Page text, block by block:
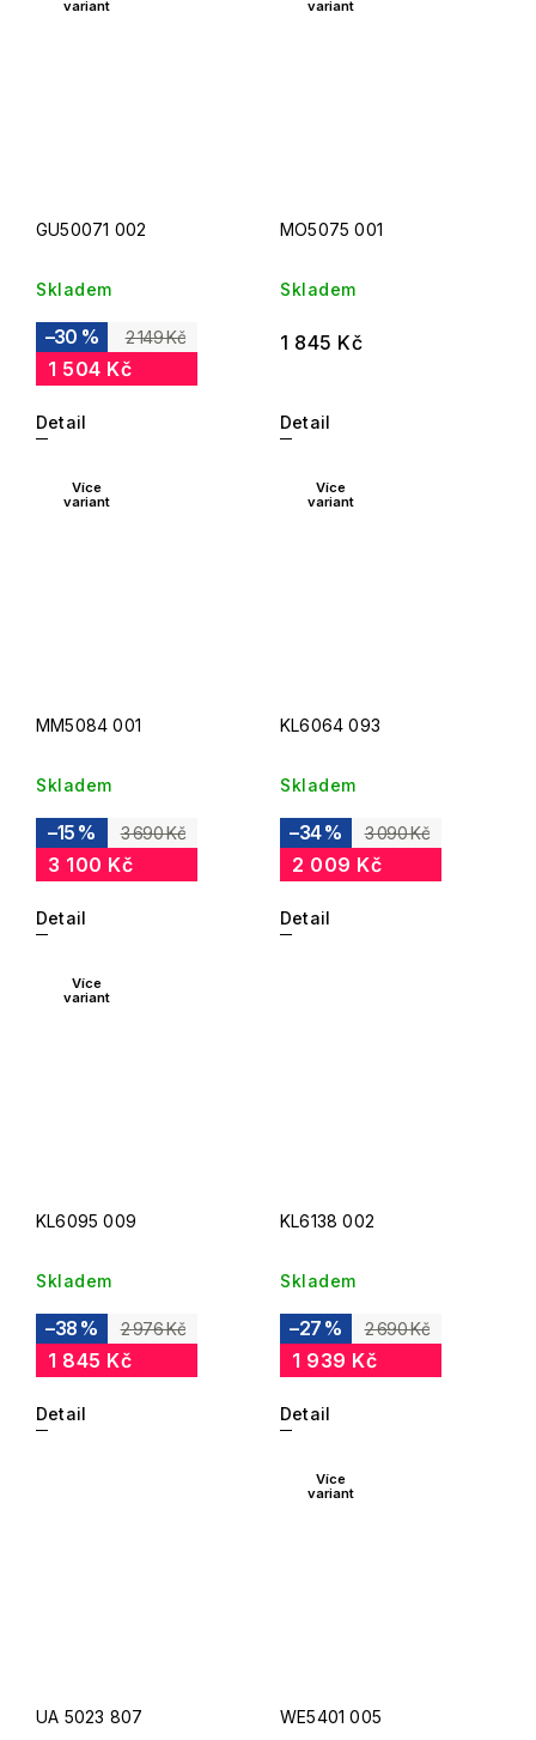
variant
GU50071 002
Skladem
2 149 Kč
–30 %
1 504 Kč
Detail
variant
MO5075 001
Skladem
1 845 Kč
Detail
Více
variant
MM5084 001
Skladem
3 690 Kč
–15 %
3 100 Kč
Detail
Více
variant
KL6064 093
Skladem
3 090 Kč
–34 %
2 009 Kč
Detail
Více
variant
KL6095 009
Skladem
2 976 Kč
–38 %
1 845 Kč
Detail
KL6138 002
Skladem
2 690 Kč
–27 %
1 939 Kč
Detail
UA 5023 807
Více
variant
WE5401 005